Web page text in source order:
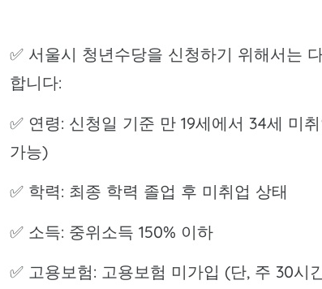
✅ 서울시 청년수당을 신청하기 위해서는
합니다:
✅ 연령: 신청일 기준 만 19세에서 34세 미
가능)
✅ 학력: 최종 학력 졸업 후 미취업 상태
✅ 소득: 중위소득 150% 이하
✅ 고용보험: 고용보험 미가입 (단, 주 30시